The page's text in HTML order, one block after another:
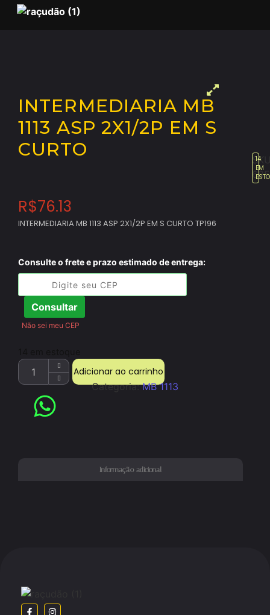
INTERMEDIARIA MB
1113 ASP 2X1/2P EM S
CURTO
685
14
EM
R$76.13
INTERMEDIARIA MB 1113 ASP 2X1/2P EM S CURTO TP196
Consulte o frete e prazo estimado de entrega:
Consultar
Não sei meu CEP
Adicionar ao carrinho
Categoria:MB 1113
Informação adicional